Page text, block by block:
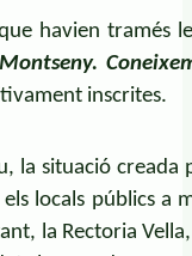
havien tramés
inscrites.
la situació creada
locals públics a
la Rectoria